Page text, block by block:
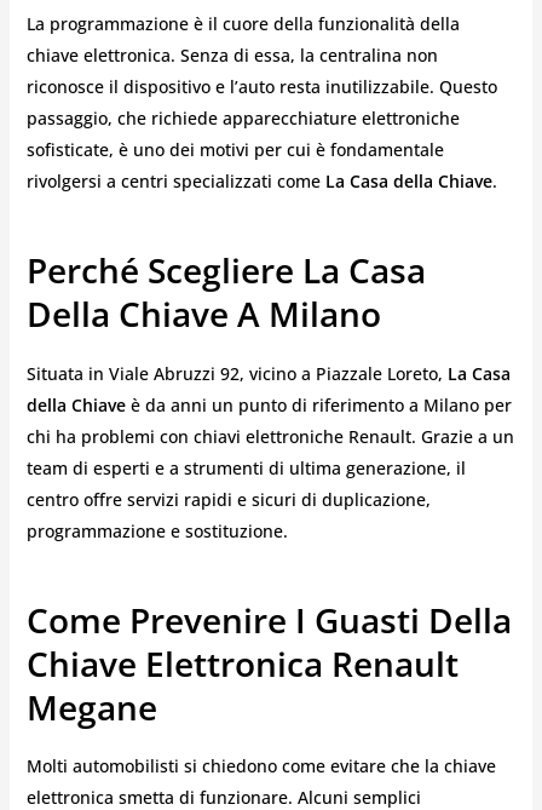
La programmazione è il cuore della funzionalità della
chiave elettronica. Senza di essa, la centralina non
riconosce il dispositivo e l’auto resta inutilizzabile. Questo
passaggio, che richiede apparecchiature elettroniche
sofisticate, è uno dei motivi per cui è fondamentale
rivolgersi a centri specializzati come La Casa della Chiave.
Perché Scegliere La Casa
Della Chiave A Milano
Situata in Viale Abruzzi 92, vicino a Piazzale Loreto, La Casa
della Chiaveè da anni un punto di riferimento a Milano per
chi ha problemi con chiavi elettroniche Renault. Grazie a un
team di esperti e a strumenti di ultima generazione, il
centro offre servizi rapidi e sicuri di duplicazione,
programmazione e sostituzione.
Come Prevenire I Guasti Della
Chiave Elettronica Renault
Megane
Molti automobilisti si chiedono come evitare che la chiave
elettronica smetta di funzionare. Alcuni semplici